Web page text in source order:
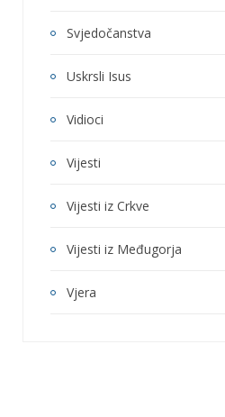
Svjedočanstva
Uskrsli Isus
Vidioci
Vijesti
Vijesti iz Crkve
Vijesti iz Međugorja
Vjera